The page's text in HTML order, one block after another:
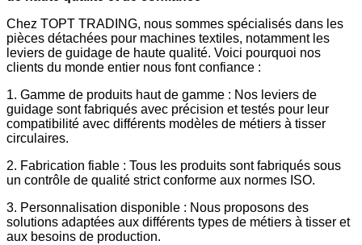
Chez TOPT TRADING, nous sommes spécialisés dans les
pièces détachées pour machines textiles, notamment les
leviers de guidage de haute qualité. Voici pourquoi nos
clients du monde entier nous font confiance :
1. Gamme de produits haut de gamme : Nos leviers de
guidage sont fabriqués avec précision et testés pour leur
compatibilité avec différents modèles de métiers à tisser
circulaires.
2. Fabrication fiable : Tous les produits sont fabriqués sous
un contrôle de qualité strict conforme aux normes ISO.
3. Personnalisation disponible : Nous proposons des
solutions adaptées aux différents types de métiers à tisser et
aux besoins de production.